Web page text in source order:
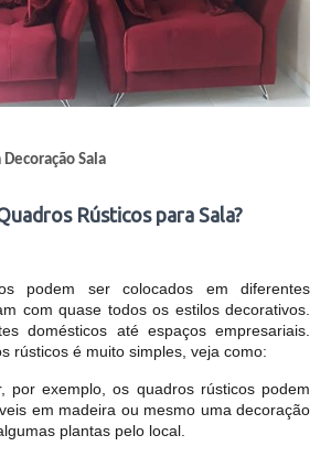
Rústicos para Sala?
podem ser colocados em diferentes
com quase todos os estilos decorativos.
domésticos até espaços empresariais.
rústicos é muito simples, veja como:
por exemplo, os quadros rústicos podem
em madeira ou mesmo uma decoração
plantas pelo local.